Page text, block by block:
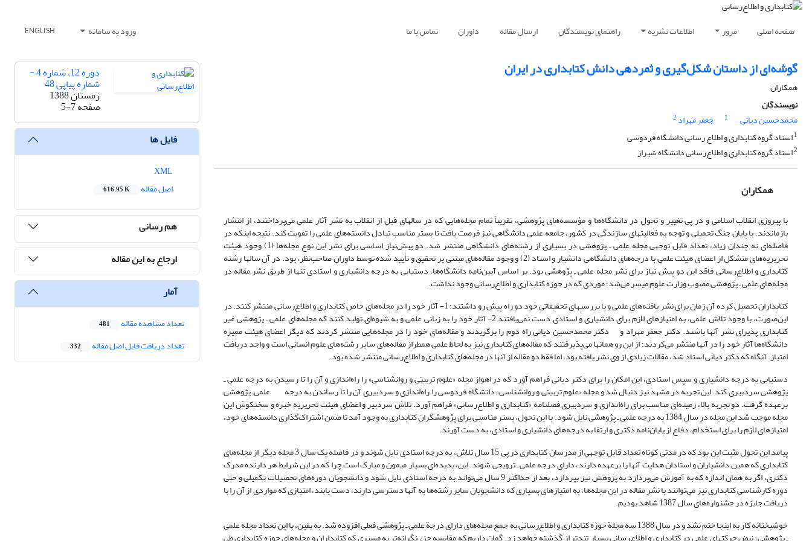
صفحه اصلی مرور اطلاعات نشریه راهنمای نویسندگان ارسال مقاله داوران تماس با ما ورود به سامانه ENGLISH
گوشه‌ای از داستان شکل‌گیری و ثمردهی دانش کتابداری در ایران
همکاران
نویسندگان
محمدحسین دیانی
1 جعفر مهراد 2
1استاد گروه کتابداری و اطلاع رسانی دانشگاه فردوسی
2استاد گروه کتابداری و اطلاع‌رسانی دانشگاه شیراز
همکاران
با پیروزی انقلاب اسلامی و در پی تغییر و تحول در دانشگاه‌ها و مؤسسه‌های پژوهشی، تقریباً تمام مجله‌هایی که در سالهای قبل از انقلاب به نشر آثار علمی می‌پرداختند، از انتشار
بازماندند. با پایان جنگ تحمیلی و توجه به فعالیتهای سازندگی در کشور، جامعه علمی دانشگاهی نیز فرصت یافت تا بستر مناسب تبادل دانسته‌های علمی را تقویت کند. نتیجه اینکه در
فاصله‌ای نه چندان زیاد، تعداد قابل توجهی مجله علمی ـ پژوهشی در بسیاری از رشته‌های دانشگاهی منتشر شد. دو پیش‌نیاز اساسی برای نشر این نوع مجله‌ها (1) وجود هیئت
تحریریه‌های متشکل از اعضای هیئت علمی با درجه‌های دانشگاهی دانشیار و استاد (2) و وجود مقاله‌های مبتنی بر تحقیق و تأیید شده توسط داوران صاحب‌نظر، بود. در آن سالها رشته
کتابداری و اطلاع‌‌رسانی فاقد این دو پیش نیاز برای نشر مجله علمی ـ پژوهشی بود. بر اساس آیین‌نامه دانشگاه‌ها، دستیابی به درجه دانشیاری و استادی تنها از طریق نشر مقاله در
مجله‌های علمی‌ ـ پژوهشی مصوب وزارت علوم میسر می‌شد؛ موردی که در حوزه کتابداری و اطلاع‌رسانی وجود نداشت.
کتابداران تحصیل کرده آن زمان برای نشر یافته‌های علمی و یا بررسیهای تحقیقاتی خود دو راه پیش رو داشتند: 1- آثار خود را در مجله‌‌های خاص کتابداری و اطلاع‌رسانی منتشر کنند. در
این‌صورت، با وجود تلاش علمی، به امتیازهای لازم برای دانشیاری و استادی دست نمی‌یافتند 2- آثار خود را به زبانی علمی و به شیوه‌ای تولید کنند که مجله‌های علمی ـ پژوهشی غیر
کتابداری پذیرای نشر آنها باشند. دکتر جعفر مهراد و دکتر محمدحسین دیانی راه دوم را برگزیدند و مقاله‌های خود را در مجله‌هایی منتشر کردند که دیگر اعضای هیئت ممیزه
دانشگاه‌ها آثار خود را در آنها منتشر می‌کردند؛ از این رو همانها می‌پذیرفتند که مقاله‌های کتابداری نیز به لحاظ علمی همطراز مقاله‌های سایر رشته‌های علوم انسانی است و واجد دریافت
امتیاز. آنگاه که دکتر دیانی استاد شد، مقالات زیادی از وی نشر یافته بود، اما فقط دو مقاله از آنها در مجله‌های کتابداری و اطلاع‌رسانی منتشر شده بود.
دستیابی به درجه دانشیاری و سپس استادی، این امکان را برای دکتر دیانی فراهم آورد که در اهواز مجله «علوم تربیتی و روانشناسی» را راه‌اندازی و آن را تا رسیدن به درجه علمی ـ
پژوهشی سردبیری کند. این تجربه در مشهد نیز دنبال شد و مجله «علوم تربیتی و روانشناسی» دانشگاه فردوسی را راه‌اندازی و سردبیری آن را تا رساندن به درجه علمی‌ـ پژوهشی
برعهده گرفت. دو تجربه بالا، زمینه‌ای مناسب برای راه‌اندازی و سردبیری فصلنامه «کتابداری و اطلاع‌رسانی» فراهم آورد. تلاش سردبیر و اعضای هیئت تحریریه خبره و سختکوش این
مجله موجب شد این مجله در سال 1384 به درجه علمی ـ پژوهشی نایل شود. با این تحول، بستر مناسبی برای پژوهشگران کتابداری به وجود آمد تا ضمن اشتراک‌گذاری دانسته‌های خود،
امتیازهای لازم را برای استخدام، دفاع از پایان‌نامه دکتری و ارتقا به درجه‌های دانشیاری و استادی، به دست آورند.
پیامد این تحول مثبت این بود که در مدتی کوتاه تعداد قابل توجهی از مدرسان کتابداری در پی 15 سال تلاش، به درجه استادی نایل شوند و در فاصله یک سال 3 مجله دیگر از مجله‌های
کتابداری که همین دانشیاران و استادان هدایت آنها را برعهده دارند، دارای درجه علمی ـ ترویجی شوند. این، پدیده‌ای بسیار میمون و مبارک است چرا که در این شرایط هر دارنده مدرک
دکتری، اگر به همان اندازه که به آموزش می‌پردازد به پژوهش نیز بپردازد، بعد از حداکثر 9 سال می‌تواند به درجه استادی نایل شود و دانشجویان دوره‌های تحصیلات تکمیلی و حتی
دوره کارشناسی کتابداری نیز می‌توانند با نشر مقاله در این مجله‌ها، به امتیازهای بسیاری که دانشجویان سایر رشته‌ها به آنها دسترسی دارند، دست یابند، امتیازی که مواردی از آن را با
دریافت جایزه در جشنواره‌های سال 1387 شاهد بودیم.
خوشبختانه کار به اینجا ختم نشد و در سال 1388 سه مجلة حوزه کتابداری و اطلاع‌رسانی به جمع مجله‌های دارای درجة علمی ـ پژوهشی فعلی افزوده شد. به یقین، با این تعداد مجله علمی
دوره 12، شماره 4 -
شماره پیاپی 48
زمستان 1388
صفحه5-7
فایل ها
اصل مقاله
616.95 K
هم رسانی
ارجاع به این مقاله
آمار
تعداد مشاهده مقاله 481
تعداد دریافت فایل اصل مقاله 332